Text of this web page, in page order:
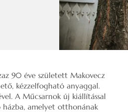
90 éve született Makovecz
kézzelfogható anyaggal.
A Műcsarnok új kiállítással
amelyet otthonának